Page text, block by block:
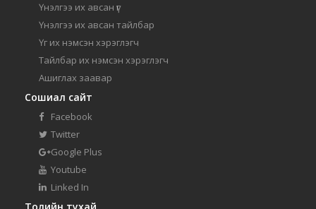
Үнэлгээ их авсан үг
Үнэлгээ их авсан тайлбар
Үг их нэмсэн хэрэглэгч
Тайлбар их нэмсэн хэрэглэгч
Ашиглах заавар
Сошиал сайт
Facebook
Twitter
Google Plus
Youtube
Linked In